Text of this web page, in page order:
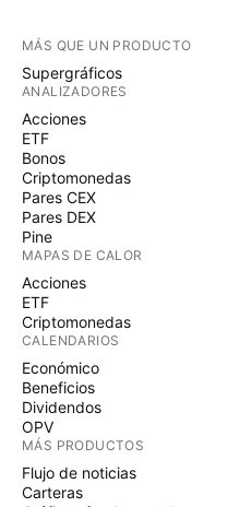
MÁS QUE UN PRODUCTO
Supergráficos
ANALIZADORES
Acciones
ETF
Bonos
Criptomonedas
Pares CEX
Pares DEX
Pine
MAPAS DE CALOR
Acciones
ETF
Criptomonedas
CALENDARIOS
Económico
Beneficios
Dividendos
OPV
MÁS PRODUCTOS
Flujo de noticias
Carteras